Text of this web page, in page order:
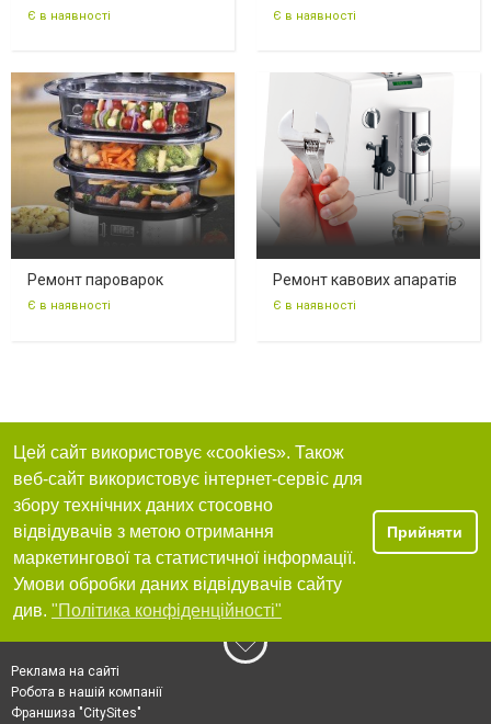
Є в наявності Є в наявності
Ремонт пароварок
Є в наявності
Ремонт кавових апаратів
Є в наявності
Цей сайт використовує «cookies». Також
веб-сайт використовує інтернет-сервіс для
збору технічних даних стосовно
відвідувачів з метою отримання
маркетингової та статистичної інформації.
Умови обробки даних відвідувачів сайту
див. "Політика конфіденційності"
Прийняти
Реклама на сайті
Робота в нашій компанії
Франшиза "CitySites"